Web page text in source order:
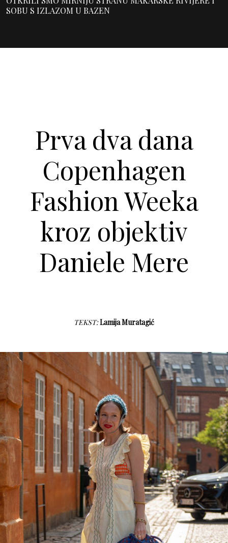
SOBU S IZLAZOM U BAZEN
Prva dva dana
Copenhagen
Fashion Weeka
kroz objektiv
Daniele Mere
TEKST:Lamija Muratagić